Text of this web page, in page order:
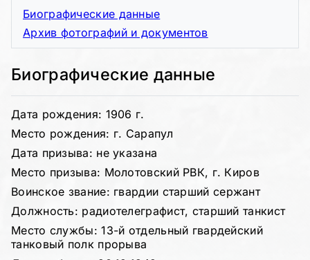
Биографические данные
Дата рождения: 1906 г.
Место рождения: г. Сарапул
Дата призыва: не указана
Место призыва: Молотовский РВК, г. Киров
Воинское звание: гвардии старший сержант
Должность: радиотелеграфист, старший танкист
Место службы: 13-й отдельный гвардейский
танковый полк прорыва
Биографические данные
Архив фотографий и документов